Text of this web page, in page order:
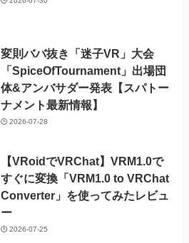
変則ババ抜き「迷子VR」大会
「SpiceOfTournament」出場団
体&アンバサダー発表【スパトー
ナメント最新情報】
2026-07-28
【VRoidでVRChat】VRM1.0で
すぐに変換「VRM1.0 to VRChat
Converter」を使ってみたレビュ
ー
2026-07-25